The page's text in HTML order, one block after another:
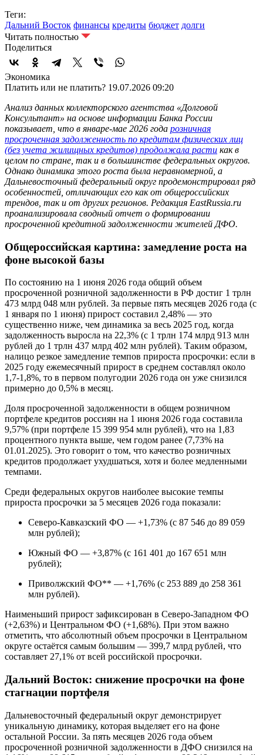
Теги:
Дальний Восток финансы кредиты бюджет долги
Читать полностью
Поделиться
Экономика
Платить или не платить? 19.07.2026 09:20
Анализ данных коллекторского агентства «Долговой
Консультант» на основе информации Банка России
показывает, что в январе-мае 2026 года розничная
просроченная задолженность по кредитам физических лиц
(без учета жилищных кредитов) продолжала расти как в
целом по стране, так и в большинстве федеральных округов.
Однако динамика этого роста была неравномерной, а
Дальневосточный федеральный округ продемонстрировал ряд
особенностей, отличающих его как от общероссийских
трендов, так и от других регионов. Редакция EastRussia.ru
проанализировала сводный отчет о формировании
просроченной кредитной задолженности жителей ДФО.
Общероссийская картина: замедление роста на
фоне высокой базы
По состоянию на 1 июня 2026 года общий объем
просроченной розничной задолженности в РФ достиг 1 трлн
473 млрд 048 млн рублей. За первые пять месяцев 2026 года (с
1 января по 1 июня) прирост составил 2,48% — это
существенно ниже, чем динамика за весь 2025 год, когда
задолженность выросла на 22,3% (с 1 трлн 174 млрд 913 млн
рублей до 1 трлн 437 млрд 402 млн рублей). Таким образом,
налицо резкое замедление темпов прироста просрочки: если в
2025 году ежемесячный прирост в среднем составлял около
1,7-1,8%, то в первом полугодии 2026 года он уже снизился
примерно до 0,5% в месяц.
Доля просроченной задолженности в общем розничном
портфеле кредитов россиян на 1 июня 2026 года составила
9,57% (при портфеле 15 399 954 млн рублей), что на 1,83
процентного пункта выше, чем годом ранее (7,73% на
01.01.2025). Это говорит о том, что качество розничных
кредитов продолжает ухудшаться, хотя и более медленными
темпами.
Среди федеральных округов наиболее высокие темпы
прироста просрочки за 5 месяцев 2026 года показали:
Северо-Кавказский ФО — +1,73% (с 87 546 до 89 059
млн рублей);
Южный ФО — +3,87% (с 161 401 до 167 651 млн
рублей);
Приволжский ФО** — +1,76% (с 253 889 до 258 361
млн рублей).
Наименьший прирост зафиксирован в Северо-Западном ФО
(+2,63%) и Центральном ФО (+1,68%). При этом важно
отметить, что абсолютный объем просрочки в Центральном
округе остаётся самым большим — 399,7 млрд рублей, что
составляет 27,1% от всей российской просрочки.
Дальний Восток: снижение просрочки на фоне
стагнации портфеля
Дальневосточный федеральный округ демонстрирует
уникальную динамику, которая выделяет его на фоне
остальной России. За пять месяцев 2026 года объем
просроченной розничной задолженности в ДФО снизился на